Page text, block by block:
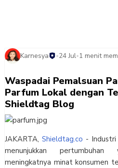
Karnesya •24 Jul•1 menit
Waspadai Pemalsuan
Parfum Lokal dengan
Shieldtag Blog
JAKARTA, Shieldtag.co -
menunjukkan
meningkatnya minat konsumen